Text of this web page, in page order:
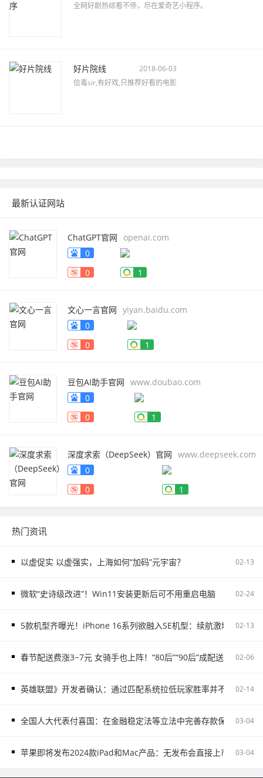
全网好剧热综看不停，尽在爱奇艺小程序。
好片院线
2018-06-03
信毒sir,有好戏,只推荐好看的电影
最新认证网站
ChatGPT官网
openai.com
0
0
1
文心一言官网 yiyan.baidu.com
0
0
1
豆包AI助手官网 www.doubao.com
0
0
1
深度求索（DeepSeek）官网 www.deepseek.com
0
0
1
热门资讯
以虚促实 以虚强实，上海如何“加码”元宇宙？ 02-13
微软“史诗级改进”！Win11安装更新后可不用重启电脑 02-24
5款机型齐曝光！iPhone 16系列欲融入SE机型：续航激增、8G内
02-13
春节配送费涨3−7元 女骑手也上阵！“80后”“90后”成配送主力02-06
英雄联盟》开发者确认：通过匹配系统拉低玩家胜率并不存在02-14
全国人大代表付喜国：在金融稳定法等立法中完善存款保险制度
03-04
苹果即将发布2024款iPad和Mac产品：无发布会直接上市 03-04